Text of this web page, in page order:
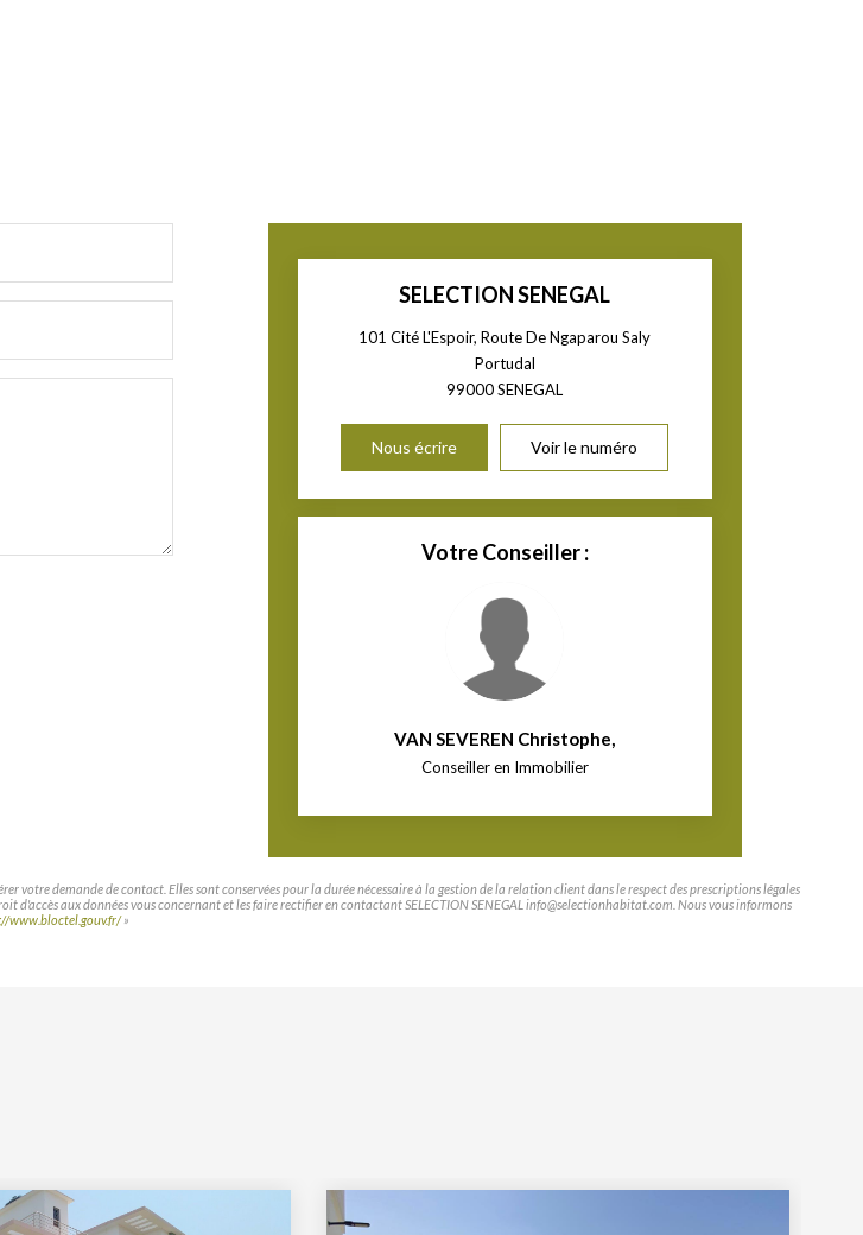
SELECTION SENEGAL
101 Cité L'Espoir, Route De Ngaparou Saly
Portudal
99000SENEGAL
Nous écrire Voir le numéro
Votre Conseiller :
VAN SEVEREN Christophe,
Conseiller en Immobilier
votre demande de contact. Elles sont conservées pour la durée nécessaire à la gestion de la relation client dans le respect des prescriptions légales
aux données vous concernant et les faire rectifier en contactant SELECTION SENEGAL info@selectionhabitat.com. Nous vous informons
www.bloctel.gouv.fr/»